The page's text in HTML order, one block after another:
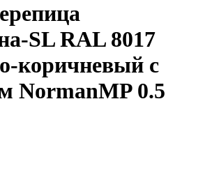
SL RAL 8017
коричневый с
NormanMP 0.5